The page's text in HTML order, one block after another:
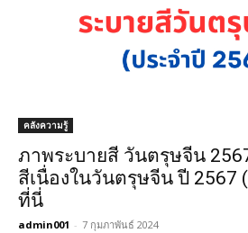
คลังความรู้
ภาพระบายสี วันตรุษจีน
สีเนื่องในวันตรุษจีน ปี 2567
ที่นี่
admin001 - 7 กุมภาพันธ์ 2024